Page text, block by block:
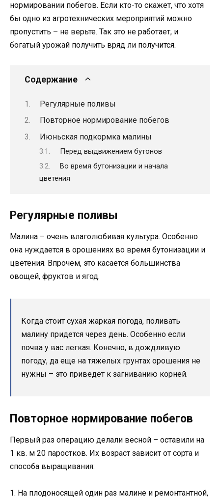
нормировании побегов. Если кто-то скажет, что хотя
бы одно из агротехнических мероприятий можно
пропустить – не верьте. Так это не работает, и
богатый урожай получить вряд ли получится.
Содержание
Регулярные поливы
Повторное нормирование побегов
Июньская подкормка малины
Перед выдвижением бутонов
Во время бутонизации и начала
цветения
Регулярные поливы
Малина – очень влаголюбивая культура. Особенно
она нуждается в орошениях во время бутонизации и
цветения. Впрочем, это касается большинства
овощей, фруктов и ягод.
Когда стоит сухая жаркая погода, поливать
малину придется через день. Особенно если
почва у вас легкая. Конечно, в дождливую
погоду, да еще на тяжелых грунтах орошения не
нужны – это приведет к загниванию корней.
Повторное нормирование побегов
Первый раз операцию делали весной – оставили на
1 кв. м 20 паростков. Их возраст зависит от сорта и
способа выращивания:
1. На плодоносящей один раз малине и ремонтантной,